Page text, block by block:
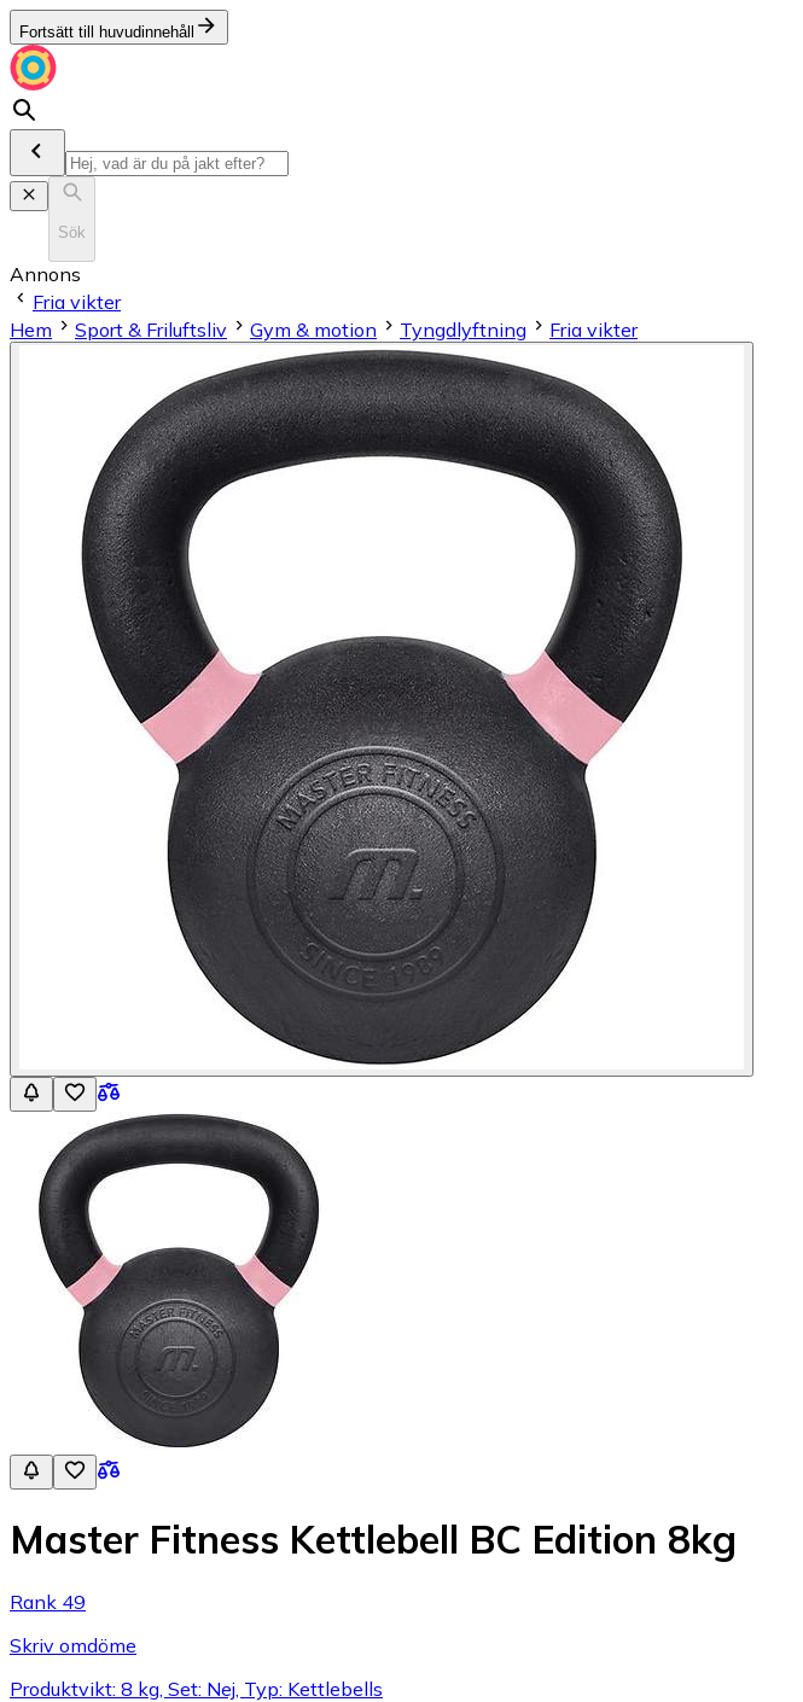
Fortsätt till huvudinnehåll
Sök
Annons
Fria vikter
Hem
Sport & Friluftsliv Gym & motion Tyngdlyftning Fria vikter
Master Fitness Kettlebell BC Edition 8kg
Rank 49
Skriv omdöme
Produktvikt: 8 kg, Set: Nej, Typ: Kettlebells